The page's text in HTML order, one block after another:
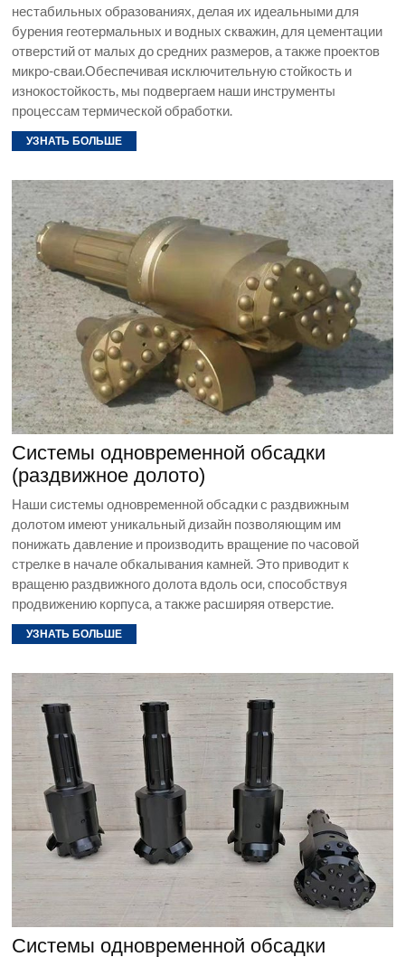
нестабильных образованиях, делая их идеальными для
бурения геотермальных и водных скважин, для цементации
отверстий от малых до средних размеров, а также проектов
микро-сваи.Обеспечивая исключительную стойкость и
изнокостойкость, мы подвергаем наши инструменты
процессам термической обработки.
УЗНАТЬ БОЛЬШЕ
Системы одновременной обсадки
(раздвижное долото)
Наши системы одновременной обсадки с раздвижным
долотом имеют уникальный дизайн позволяющим им
понижать давление и производить вращение по часовой
стрелке в начале обкалывания камней. Это приводит к
вращеню раздвижного долота вдоль оси, способствуя
продвижению корпуса, а также расширяя отверстие.
УЗНАТЬ БОЛЬШЕ
Системы одновременной обсадки